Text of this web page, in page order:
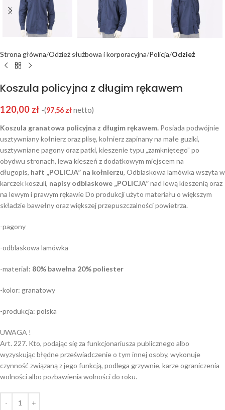
Strona główna Odzież służbowa i korporacyjna Policja Odzież
Koszula policyjna z długim rękawem
120,00 zł -(97,56 złnetto)
Koszula granatowa policyjna z długim rękawem. Posiada podwójnie
usztywniany kołnierz oraz plisę, kołnierz zapinany na małe guziki,
usztywniane pagony oraz patki, kieszenie typu „zamkniętego” po
obydwu stronach, lewa kieszeń z dodatkowym miejscem na
długopis, haft „POLICJA” na kołnierzu, Odblaskowa lamówka wszyta w
karczek koszuli, napisy odblaskowe „POLICJA”nad lewą kieszenią oraz
na lewym i prawym rękawie Do produkcji użyto materiału o większym
składzie bawełny oraz większej przepuszczalności powietrza.
-pagony
-odblaskowa lamówka
-materiał: 80% bawełna 20% poliester
-kolor: granatowy
-produkcja: polska
UWAGA !
Art. 227. Kto, podając się za funkcjonariusza publicznego albo
wyzyskując błędne przeświadczenie o tym innej osoby, wykonuje
czynność związaną z jego funkcją, podlega grzywnie, karze ograniczenia
wolności albo pozbawienia wolności do roku.